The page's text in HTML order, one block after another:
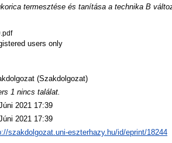
termesztése és tanítása a technika B
users only
(Szakdolgozat)
1 nincs találat.
2021 17:39
2021 17:39
szakdolgozat.uni-eszterhazy.hu/id/eprint/18244